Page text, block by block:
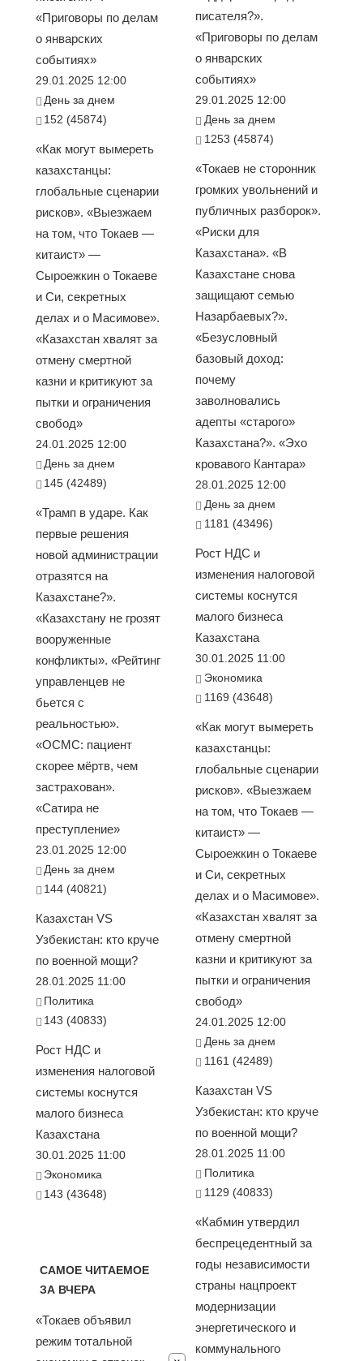
«Приговоры по делам
о январских
событиях»
29.01.2025 12:00
День за днем
152 (45874)
«Как могут вымереть
казахстанцы:
глобальные сценарии
рисков». «Выезжаем
на том, что Токаев —
китаист» —
Сыроежкин о Токаеве
и Си, секретных
делах и о Масимове».
«Казахстан хвалят за
отмену смертной
казни и критикуют за
пытки и ограничения
свобод»
24.01.2025 12:00
День за днем
145 (42489)
«Трамп в ударе. Как
первые решения
новой администрации
отразятся на
Казахстане?».
«Казахстану не грозят
вооруженные
конфликты». «Рейтинг
управленцев не
бьется с
реальностью».
«ОСМС: пациент
скорее мёртв, чем
застрахован».
«Сатира не
преступление»
23.01.2025 12:00
День за днем
144 (40821)
Казахстан VS
Узбекистан: кто круче
по военной мощи?
28.01.2025 11:00
Политика
143 (40833)
Рост НДС и
изменения налоговой
системы коснутся
малого бизнеса
Казахстана
30.01.2025 11:00
Экономика
143 (43648)
САМОЕ ЧИТАЕМОЕ
ЗА ВЧЕРА
«Токаев объявил
режим тотальной
писателя?».
«Приговоры по делам
о январских
событиях»
29.01.2025 12:00
День за днем
1253 (45874)
«Токаев не сторонник
громких увольнений и
публичных разборок».
«Риски для
Казахстана». «В
Казахстане снова
защищают семью
Назарбаевых?».
«Безусловный
базовый доход:
почему
заволновались
адепты «старого»
Казахстана?». «Эхо
кровавого Кантара»
28.01.2025 12:00
День за днем
1181 (43496)
Рост НДС и
изменения налоговой
системы коснутся
малого бизнеса
Казахстана
30.01.2025 11:00
Экономика
1169 (43648)
«Как могут вымереть
казахстанцы:
глобальные сценарии
рисков». «Выезжаем
на том, что Токаев —
китаист» —
Сыроежкин о Токаеве
и Си, секретных
делах и о Масимове».
«Казахстан хвалят за
отмену смертной
казни и критикуют за
пытки и ограничения
свобод»
24.01.2025 12:00
День за днем
1161 (42489)
Казахстан VS
Узбекистан: кто круче
по военной мощи?
28.01.2025 11:00
Политика
1129 (40833)
«Кабмин утвердил
беспрецедентный за
годы независимости
страны нацпроект
модернизации
энергетического и
коммунального